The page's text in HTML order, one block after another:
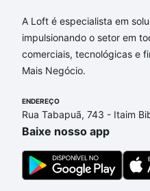
Fortuna, Campinas, SP
e com nossas opções
as parcelas podem se
Se ainda tem alguma
quanto custa comprar
a gente para comprar o
com segurança e
chaves.
A Loft é especialista em
impulsionando o setor em
comerciais, tecnológicas e
Mais Negócio.
ENDEREÇO
Rua Tabapuã, 743 - Itaim
Baixe nosso app